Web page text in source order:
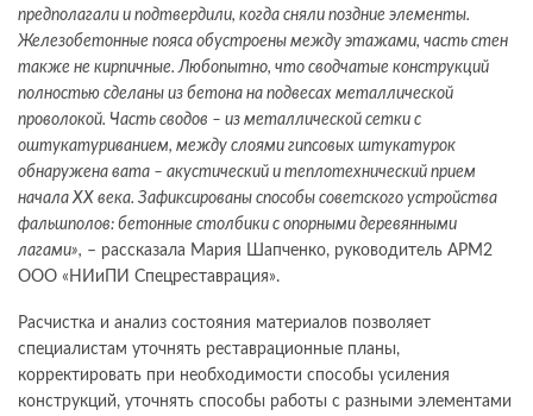
предполагали и подтвердили, когда сняли поздние элементы.
Железобетонные пояса обустроены между этажами, часть стен
также не кирпичные. Любопытно, что сводчатые конструкций
полностью сделаны из бетона на подвесах металлической
проволокой. Часть сводов – из металлической сетки с
оштукатуриванием, между слоями гипсовых штукатурок
обнаружена вата – акустический и теплотехнический прием
начала ХХ века. Зафиксированы способы советского устройства
фальшполов: бетонные столбики с опорными деревянными
лагами», – рассказала Мария Шапченко, руководитель АРМ2
ООО «НИиПИ Спецреставрация».
Расчистка и анализ состояния материалов позволяет
специалистам уточнять реставрационные планы,
корректировать при необходимости способы усиления
конструкций, уточнять способы работы с разными элементами